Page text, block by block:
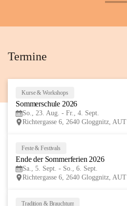
Termine
Kurse & Workshops
Sommerschule 2026
So., 23. Aug. - Fr., 4. Sept.
Richtergasse 6, 2640 Gloggnitz, AUT
Feste & Festivals
Ende der Sommerferien 2026
Sa., 5. Sept. - So., 6. Sept.
Richtergasse 6, 2640 Gloggnitz, AUT
Tradition & Brauchtum